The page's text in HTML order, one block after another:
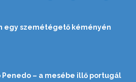
egy szemétégető kéményén
Penedo – a mesébe illő portugál